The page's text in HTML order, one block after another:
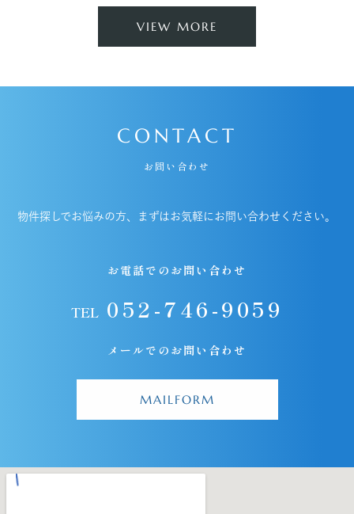
VIEW MORE
CONTACT
お問い合わせ
物件探しでお悩みの方、まずはお気軽にお問い合わせください。
お電話でのお問い合わせ
TEL052-746-9059
メールでのお問い合わせ
MAILFORM